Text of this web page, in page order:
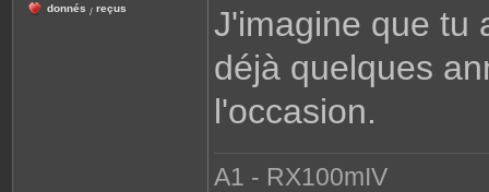
donnés / reçus
J'imagine que tu
déjà quelques
l'occasion.
A1 - RX100mIV